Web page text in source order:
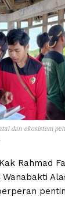
dan ekosistem
Rahmad